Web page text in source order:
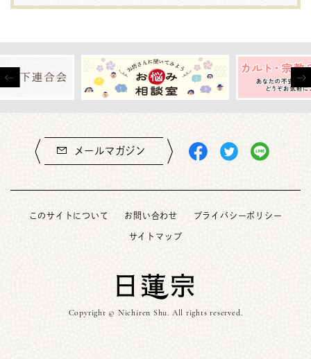
メールマガジン
このサイトについて お問い合わせ プライバシーポリシー
サイトマップ
Copyright © Nichiren Shu. All rights reserved.